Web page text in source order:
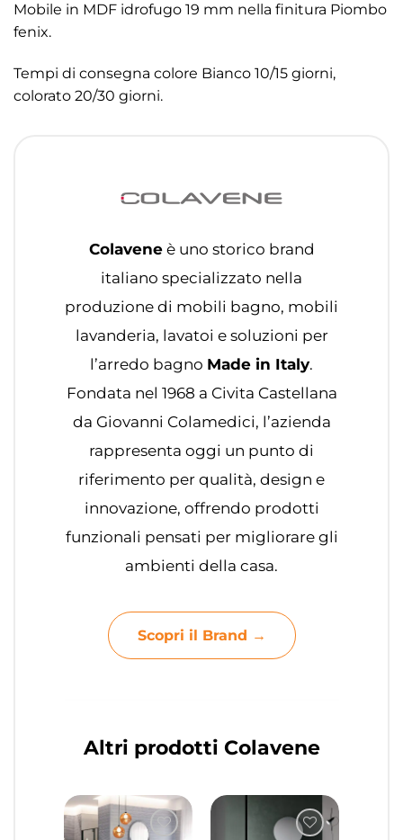
Mobile in MDF idrofugo 19 mm nella finitura Piombo
fenix.
Tempi di consegna colore Bianco 10/15 giorni,
colorato 20/30 giorni.
Colaveneè uno storico brand
italiano specializzato nella
produzione di mobili bagno, mobili
lavanderia, lavatoi e soluzioni per
l’arredo bagno Made in Italy.
Fondata nel 1968 a Civita Castellana
da Giovanni Colamedici, l’azienda
rappresenta oggi un punto di
riferimento per qualità, design e
innovazione, offrendo prodotti
funzionali pensati per migliorare gli
ambienti della casa.
Scopri il Brand →
Altri prodotti Colavene